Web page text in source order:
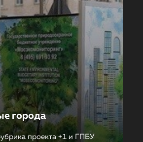
города
проекта +1 и ГПБУ